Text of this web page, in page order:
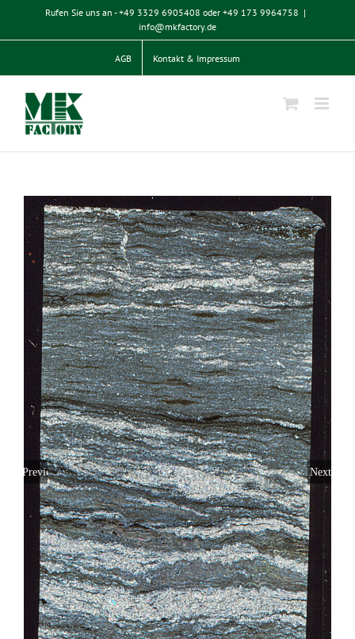
springen
Rufen Sie uns an - +49 3329 6905408 oder +49 173 9964758 |
info@mkfactory.de
AGB Kontakt & Impressum
Previous Next